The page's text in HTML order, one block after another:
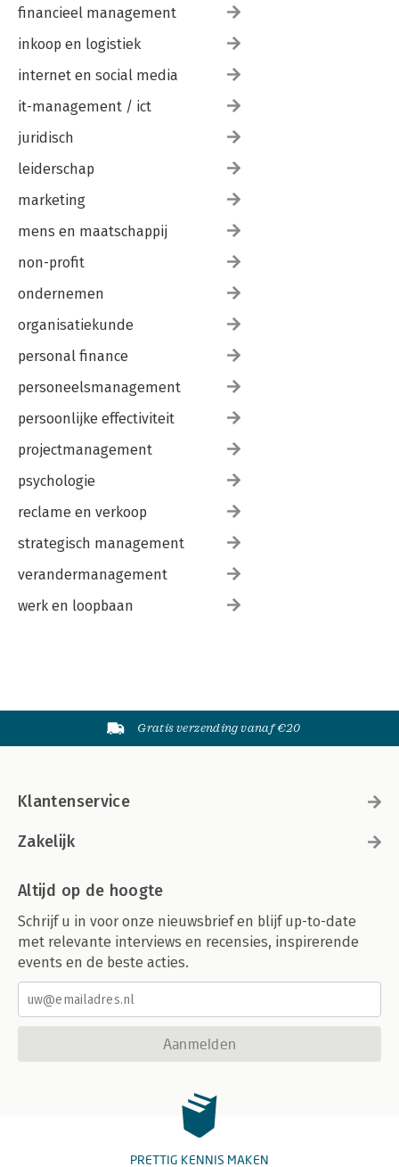
financieel management
inkoop en logistiek
internet en social media
it-management / ict
juridisch
leiderschap
marketing
mens en maatschappij
non-profit
ondernemen
organisatiekunde
personal finance
personeelsmanagement
persoonlijke effectiviteit
projectmanagement
psychologie
reclame en verkoop
strategisch management
verandermanagement
werk en loopbaan
Gratis verzending vanaf €20
Klantenservice
Zakelijk
Altijd op de hoogte
Schrijf u in voor onze nieuwsbrief en blijf up-to-date
met relevante interviews en recensies, inspirerende
events en de beste acties.
Aanmelden
PRETTIG KENNIS MAKEN